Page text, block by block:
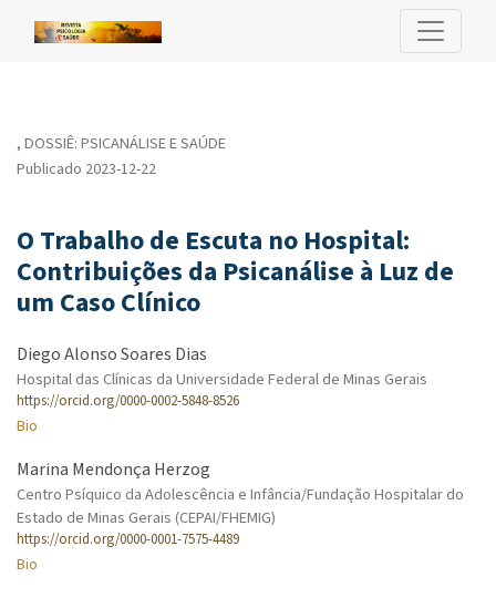
O Trabalho de Escuta no Hospital: Contribuições da
,DOSSIÊ: PSICANÁLISE E SAÚDE
O Trabalho de Escuta no Hospital:
Contribuições da Psicanálise à Luz de
um Caso Clínico
Publicado 2023-12-22
Diego Alonso Soares Dias
Hospital das Clínicas da Universidade Federal de Minas Gerais
https://orcid.org/0000-0002-5848-8526
Bio
Marina Mendonça Herzog
Centro Psíquico da Adolescência e Infância/Fundação Hospitalar do
Estado de Minas Gerais (CEPAI/FHEMIG)
https://orcid.org/0000-0001-7575-4489
Bio